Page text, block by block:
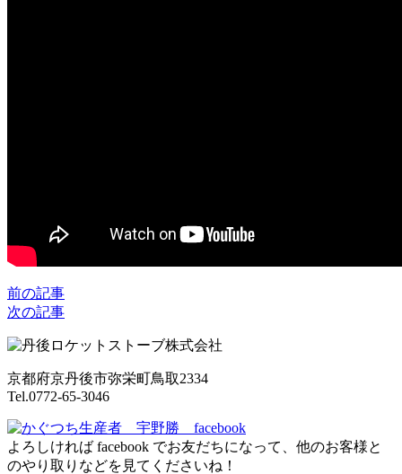
前の記事
次の記事
京都府京丹後市弥栄町鳥取2334
Tel.0772-65-3046
よろしければ facebook でお友だちになって、他のお客様と
のやり取りなどを見てくださいね！